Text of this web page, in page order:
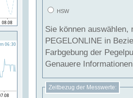
HSW
Sie können
PEGELONLINE in Beziehung
Farbgebung der
Genauere
Zeitbezug der Messwerte: